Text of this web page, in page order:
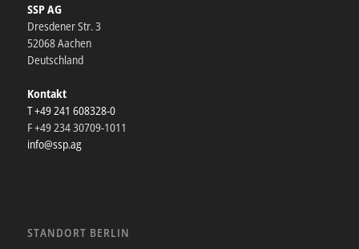
SSP AG
Dresdener Str. 3
52068 Aachen
Deutschland
Kontakt
T +49 241 608328-0
F +49 234 30709-1011
info@ssp.ag
STANDORT BERLIN